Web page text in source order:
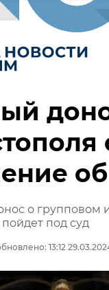
о групповом
под суд
13:12